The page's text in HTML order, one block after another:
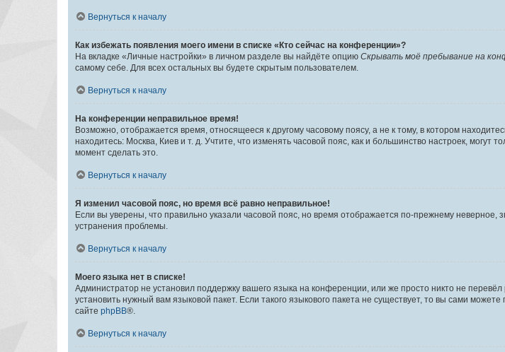
Вернуться к началу
Как избежать появления моего имени в списке «Кто сейчас на конференции»?
На вкладке «Личные настройки» в личном разделе вы найдёте опцию Скрывать моё пребывание на
самому себе. Для всех остальных вы будете скрытым пользователем.
Вернуться к началу
На конференции неправильное время!
Возможно, отображается время, относящееся к другому часовому поясу, а не к тому, в котором
находитесь: Москва, Киев и т. д. Учтите, что изменять часовой пояс, как и большинство настроек,
момент сделать это.
Вернуться к началу
Я изменил часовой пояс, но время всё равно неправильное!
Если вы уверены, что правильно указали часовой пояс, но время отображается по-прежнему
устранения проблемы.
Вернуться к началу
Моего языка нет в списке!
Администратор не установил поддержку вашего языка на конференции, или же просто никто не
установить нужный вам языковой пакет. Если такого языкового пакета не существует, то вы сами
сайте phpBB®.
Вернуться к началу